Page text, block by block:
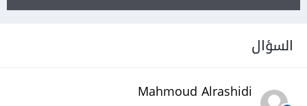
السؤال
Mahmoud Alrashidi